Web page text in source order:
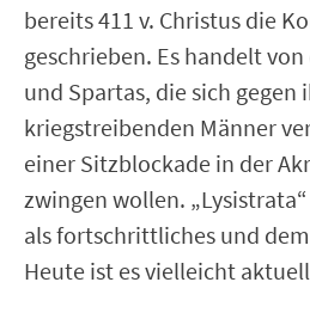
bereits 411 v. Christus die
geschrieben. Es handelt
und Spartas, die sich gegen
kriegstreibenden Männer
einer Sitzblockade in der
zwingen wollen.
als fortschrittliches und
Heute ist es vielleicht